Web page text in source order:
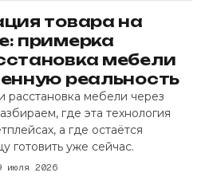
товара на
примерка
мебели
реальность
мебели через
где эта технология
а где остаётся
готовить уже сейчас.
июля 2026